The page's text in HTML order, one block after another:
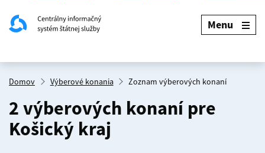
Menu
Domov Výberové konania Zoznam výberových konaní
2 výberových konaní pre
Košický kraj